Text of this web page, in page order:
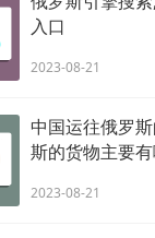
入口
2023-08-21
中国运往俄罗
斯的货物主要
2023-08-21